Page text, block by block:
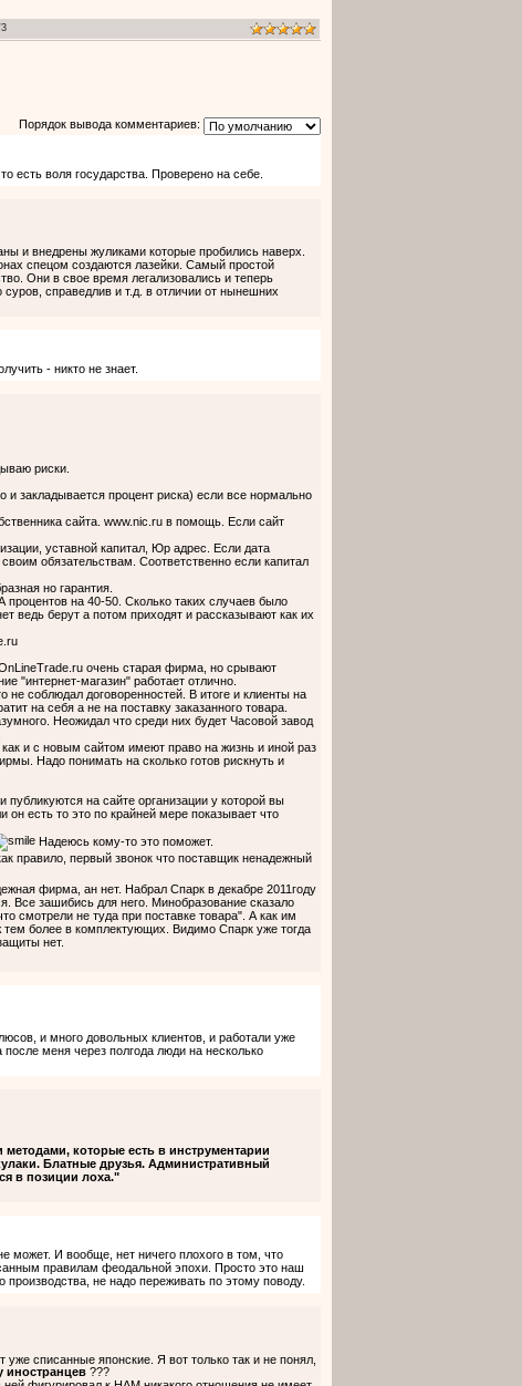
3
Порядок вывода комментариев:
есть воля государства. Проверено на себе.
и внедрены жуликами которые пробились наверх.
спецом создаются лазейки. Самый простой
Они в свое время легализовались и теперь
справедлив и т.д. в отличии от нынешних
- никто не знает.
риски.
закладывается процент риска) если все нормально
сайта. www.nic.ru в помощь. Если сайт
уставной капитал, Юр адрес. Если дата
обязательствам. Соответственно если капитал
но гарантия.
на 40-50. Сколько таких случаев было
ведь берут а потом приходят и рассказывают как их
очень старая фирма, но срывают
"интернет-магазин" работает отлично.
соблюдал договоренностей. В итоге и клиенты на
на себя а не на поставку заказанного товара.
Неожидал что среди них будет Часовой завод
и с новым сайтом имеют право на жизнь и иной раз
Надо понимать на сколько готов рискнуть и
на сайте организации у которой вы
он есть то это по крайней мере показывает что
Надеюсь кому-то это поможет.
правило, первый звонок что поставщик ненадежный
фирма, ан нет. Набрал Спарк в декабре 2011году
Все зашибись для него. Минобразование сказало
смотрели не туда при поставке товара". А как им
более в комплектующих. Видимо Спарк уже тогда
нет.
и много довольных клиентов, и работали уже
меня через полгода люди на несколько
которые есть в инструментарии
Блатные друзья. Административный
в позиции лоха."
может. И вообще, нет ничего плохого в том, что
правилам феодальной эпохи. Просто это наш
не надо переживать по этому поводу.
списанные японские. Я вот только так и не понял,
иностранцев ???